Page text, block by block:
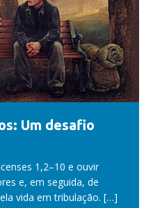
Um desafio
1,2–10 e ouvir
e, em seguida, de
vida em tribulação. […]